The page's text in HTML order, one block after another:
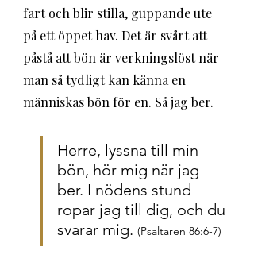
fart och blir stilla, guppande ute
på ett öppet hav. Det är svårt att
påstå att bön är verkningslöst när
man så tydligt kan känna en
människas bön för en. Så jag ber.
Herre, lyssna till min
bön, hör mig när jag
ber. I nödens stund
ropar jag till dig, och du
svarar mig. (Psaltaren 86:6-7)